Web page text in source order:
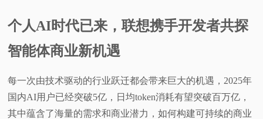
个人AI时代已来，联想携手开发者共探
智能体商业新机遇
每一次由技术驱动的行业跃迁都会带来巨大的机遇，2025年
国内AI用户已经突破5亿，日均token消耗有望突破百万亿，
其中蕴含了海量的需求和商业潜力，如何构建可持续的商业